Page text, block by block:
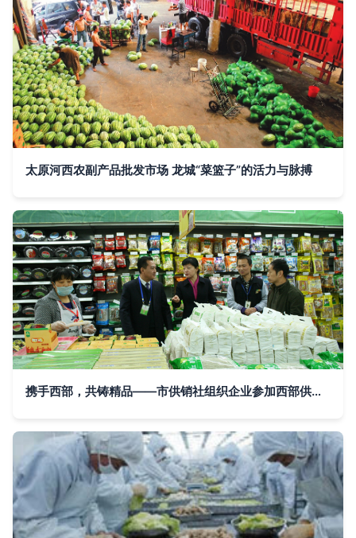
太原河西农副产品批发市场 龙城“菜篮子”的活力与脉搏
携手西部，共铸精品——市供销社组织企业参加西部供销社农副产品展示推介会纪实